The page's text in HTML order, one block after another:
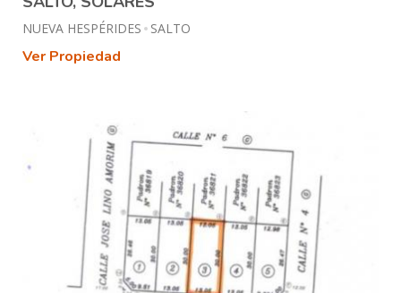
NUEVA HESPÉRIDES SALTO
Ver Propiedad